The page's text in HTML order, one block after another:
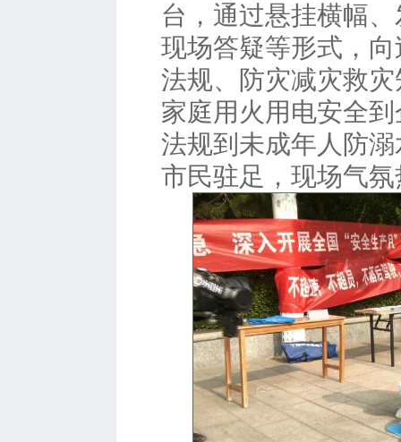
台，通过悬挂横幅
现场答疑等形式，
法规、防灾减灾救
家庭用火用电安全
法规到未成年人防
市民驻足，现场气